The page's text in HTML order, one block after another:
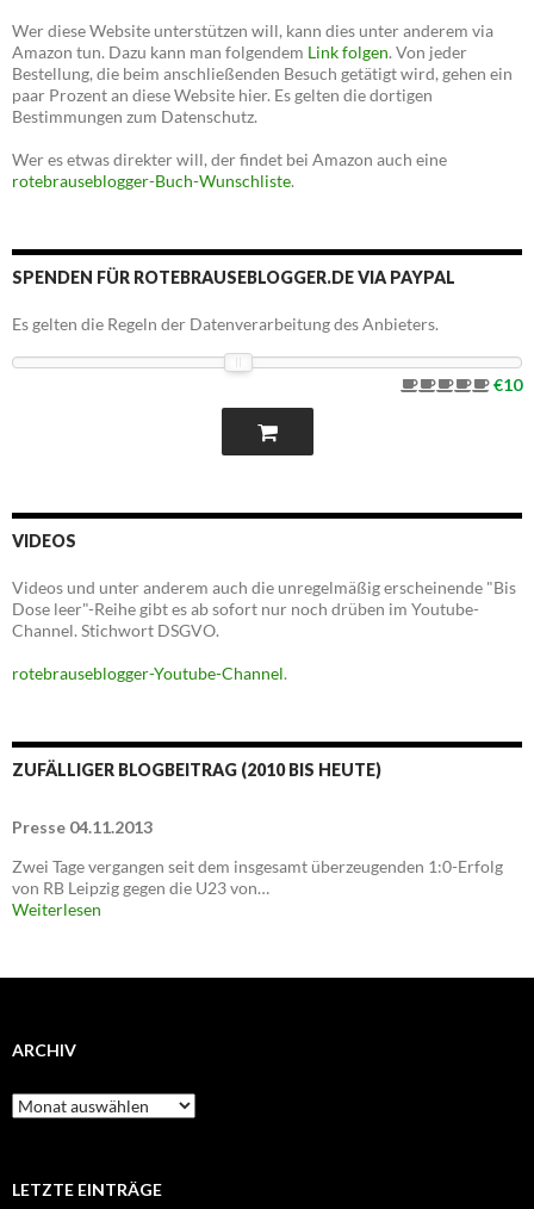
Wer diese Website unterstützen will, kann dies unter anderem via
Amazon tun. Dazu kann man folgendem Link folgen. Von jeder
Bestellung, die beim anschließenden Besuch getätigt wird, gehen ein
paar Prozent an diese Website hier. Es gelten die dortigen
Bestimmungen zum Datenschutz.
Wer es etwas direkter will, der findet bei Amazon auch eine
rotebrauseblogger-Buch-Wunschliste.
SPENDEN FÜR ROTEBRAUSEBLOGGER.DE VIA PAYPAL
Es gelten die Regeln der Datenverarbeitung des Anbieters.
€10
VIDEOS
Videos und unter anderem auch die unregelmäßig erscheinende "Bis
Dose leer"-Reihe gibt es ab sofort nur noch drüben im Youtube-
Channel. Stichwort DSGVO.
rotebrauseblogger-Youtube-Channel.
ZUFÄLLIGER BLOGBEITRAG (2010 BIS HEUTE)
Presse 04.11.2013
Zwei Tage vergangen seit dem insgesamt überzeugenden 1:0-Erfolg
von RB Leipzig gegen die U23 von…
Weiterlesen
ARCHIV
Archiv
LETZTE EINTRÄGE